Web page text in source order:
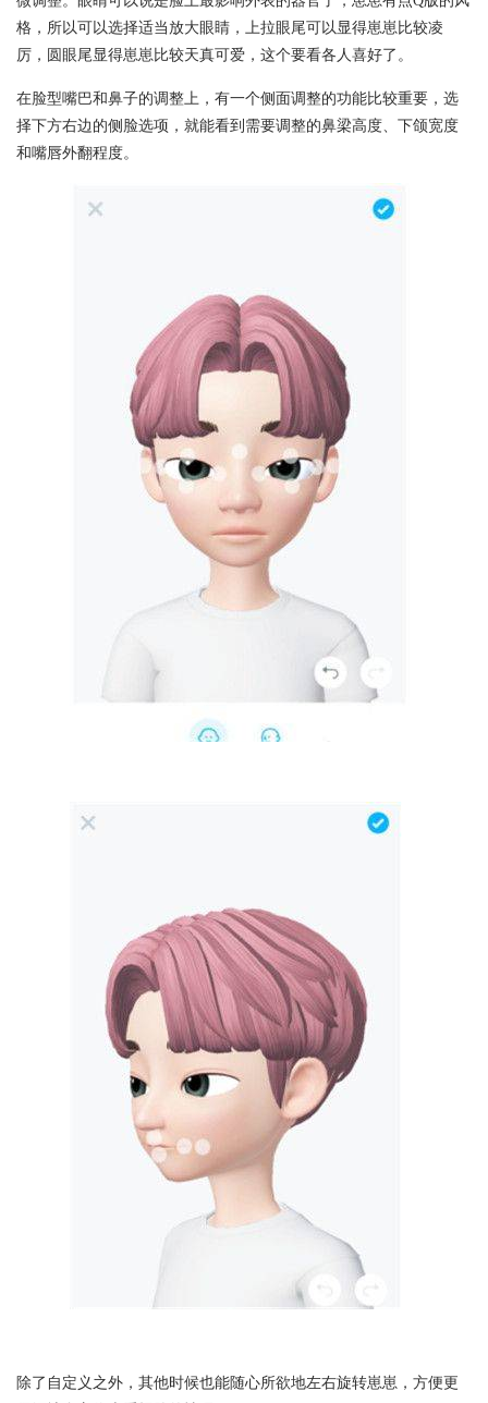
格，所以可以选择适当放大眼睛，上拉眼尾可以显得崽崽比较凌
厉，圆眼尾显得崽崽比较天真可爱，这个要看各人喜好了。
在脸型嘴巴和鼻子的调整上，有一个侧面调整的功能比较重要，选
择下方右边的侧脸选项，就能看到需要调整的鼻梁高度、下颌宽度
和嘴唇外翻程度。
除了自定义之外，其他时候也能随心所欲地左右旋转崽崽，方便更